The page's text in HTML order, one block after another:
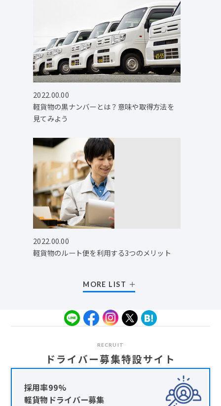
2022.00.00
軽貨物の黒ナンバーとは？意味や取得方法を
見てみよう
2022.00.00
軽貨物のルート便を利用する3つのメリット
MORE LIST
RECRUIT
ドライバー募集特設サイト
採用率99%
軽貨物ドライバー募集